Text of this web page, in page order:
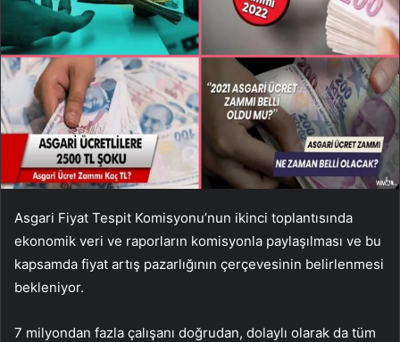
Asgari Fiyat Tespit Komisyonu’nun ikinci toplantısında
ekonomik veri ve raporların komisyonla paylaşılması ve bu
kapsamda fiyat artış pazarlığının çerçevesinin belirlenmesi
bekleniyor.
7 milyondan fazla çalışanı doğrudan, dolaylı olarak da tüm